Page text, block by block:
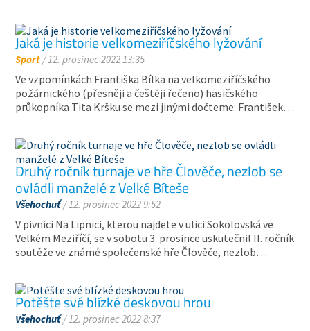
Jaká je historie velkomeziříčského lyžování
Sport/ 12. prosinec 2022 13:35
Ve vzpomínkách Františka Bílka na velkomeziříčského
požárnického (přesněji a češtěji řečeno) hasičského
průkopníka Tita Kršku se mezi jinými dočteme: František…
Druhý ročník turnaje ve hře Člověče, nezlob se
ovládli manželé z Velké Bíteše
Všehochuť/ 12. prosinec 2022 9:52
V pivnici Na Lipnici, kterou najdete v ulici Sokolovská ve
Velkém Meziříčí, se v sobotu 3. prosince uskutečnil II. ročník
soutěže ve známé společenské hře Člověče, nezlob…
Potěšte své blízké deskovou hrou
Všehochuť/ 12. prosinec 2022 8:37